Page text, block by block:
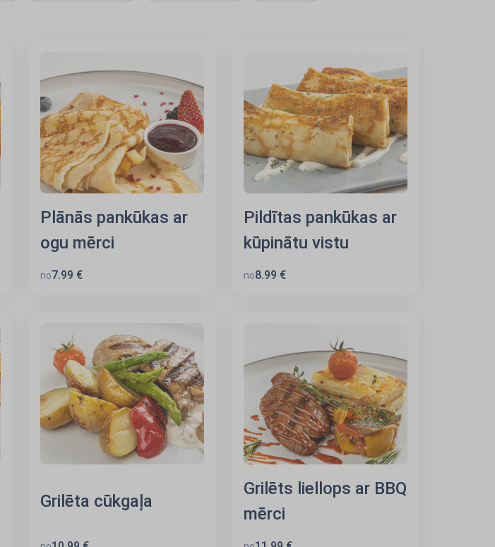
Plānās pankūkas ar
ogu mērci
no7.99 €
Pildītas pankūkas ar
kūpinātu vistu
no8.99 €
Grilēta cūkgaļa
Grilēts liellops ar BBQ
mērci